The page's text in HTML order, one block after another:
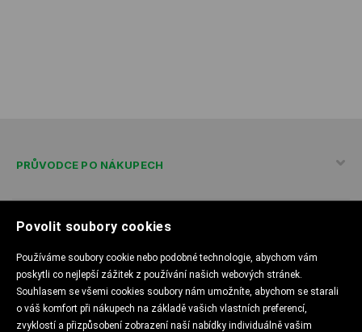
Povolit soubory cookies
Používáme soubory cookie nebo podobné technologie, abychom vám
poskytli co nejlepší zážitek z používání našich webových stránek.
Souhlasem se všemi cookies soubory nám umožníte, abychom se starali
o váš komfort při nákupech na základě vašich vlastních preferencí,
zvyklostí a přizpůsobení zobrazení naší nabídky individuálně vašim
PRŮVODCE PO NÁKUPECH
POLITIKA OCHRANY SOUKROMÍ
KONTAKT